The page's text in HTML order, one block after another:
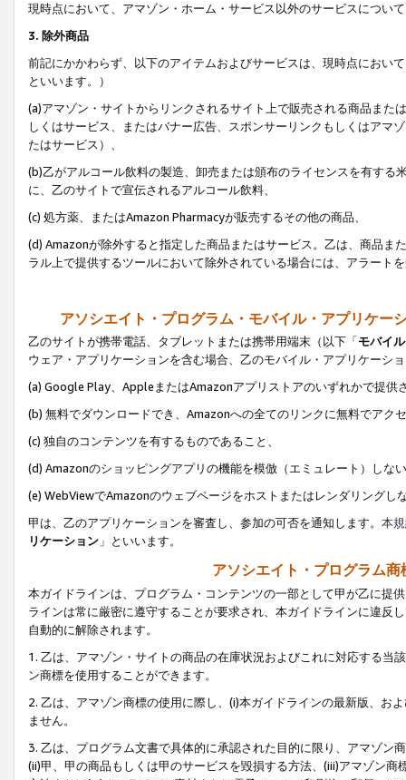
現時点において、アマゾン・ホーム・サービス以外のサービスについ
3. 除外商品
前記にかかわらず、以下のアイテムおよびサービスは、現時点におい
といいます。）
(a)アマゾン・サイトからリンクされるサイト上で販売される商品ま
しくはサービス、またはバナー広告、スポンサーリンクもしくはアマ
たはサービス）、
(b)乙がアルコール飲料の製造、卸売または頒布のライセンスを有す
に、乙のサイトで宣伝されるアルコール飲料、
(c) 処方薬、またはAmazon Pharmacyが販売するその他の商品、
(d) Amazonが除外すると指定した商品またはサービス。乙は、商品ま
ラル上で提供するツールにおいて除外されている場合には、アラート
アソシエイト・プログラム・モバイル・アプリケー
乙のサイトが携帯電話、タブレットまたは携帯用端末（以下「モバイ
ウェア・アプリケーションを含む場合、乙のモバイル・アプリケーシ
(a) Google Play、AppleまたはAmazonアプリストアのいずれかで提供
(b) 無料でダウンロードでき、Amazonへの全てのリンクに無料でアク
(c) 独自のコンテンツを有するものであること、
(d) Amazonのショッピングアプリの機能を模倣（エミュレート）しな
(e) WebViewでAmazonのウェブページをホストまたはレンダリングし
甲は、乙のアプリケーションを審査し、参加の可否を通知します。 本
リケーション 」といいます。
アソシエイト・プログラム
本ガイドラインは、プログラム・コンテンツの一部として甲が乙に提
ラインは常に厳密に遵守することが要求され、本ガイドラインに違反
自動的に解除されます。
1. 乙は、アマゾン・サイトの商品の在庫状況およびこれに対応する
ン商標を使用することができます。
2. 乙は、アマゾン商標の使用に際し、(i)本ガイドラインの最新版、お
ません。
3. 乙は、プログラム文書で具体的に承認された目的に限り、アマゾン
(ii)甲、甲の商品もしくは甲のサービスを毀損する方法、(iii)アマゾン